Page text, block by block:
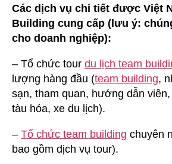
Các dịch vụ chi tiết được Việt
Building cung cấp (lưu ý:
cho doanh nghiệp):
– Tổ chức tour du lịch team
lượng hàng đầu (team building,
sạn, tham quan, hướng dẫn
tàu hỏa, xe du lịch).
– Tổ chức team building chuyên
bao gồm dịch vụ tour).